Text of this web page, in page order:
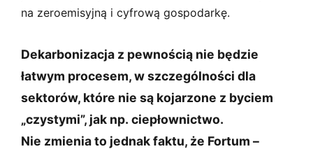
na zeroemisyjną i cyfrową gospodarkę.
Dekarbonizacja z pewnością nie będzie
łatwym procesem, w szczególności dla
sektorów, które nie są kojarzone z byciem
„czystymi”, jak np. ciepłownictwo.
Nie zmienia to jednak faktu, że Fortum –